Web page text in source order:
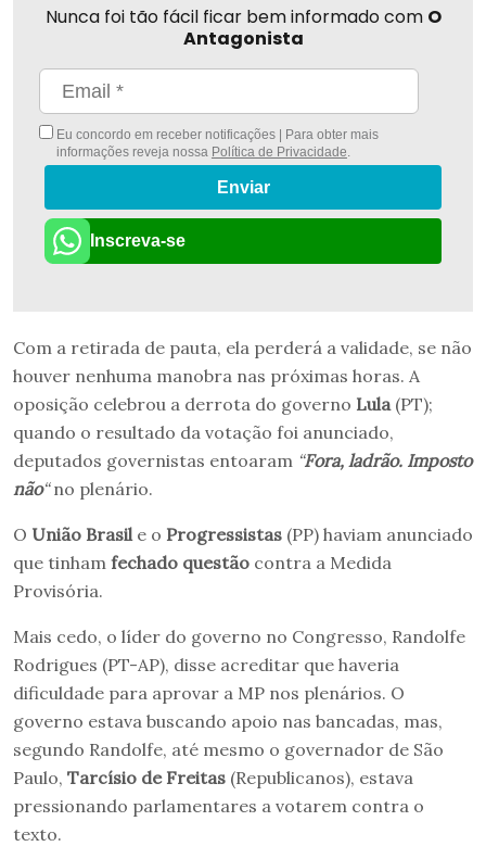
Nunca foi tão fácil ficar bem informado com O
Antagonista
Eu concordo em receber notificações | Para obter mais
informações reveja nossa Política de Privacidade.
Enviar
Inscreva-se
Com a retirada de pauta, ela perderá a validade, se não
houver nenhuma manobra nas próximas horas. A
oposição celebrou a derrota do governo Lula (PT);
quando o resultado da votação foi anunciado,
deputados governistas entoaram “Fora, ladrão. Imposto
não“no plenário.
O União Brasil e o Progressistas (PP) haviam anunciado
que tinham fechado questão contra a Medida
Provisória.
Mais cedo, o líder do governo no Congresso, Randolfe
Rodrigues (PT-AP), disse acreditar que haveria
dificuldade para aprovar a MP nos plenários. O
governo estava buscando apoio nas bancadas, mas,
segundo Randolfe, até mesmo o governador de São
Paulo, Tarcísio de Freitas (Republicanos), estava
pressionando parlamentares a votarem contra o
texto.